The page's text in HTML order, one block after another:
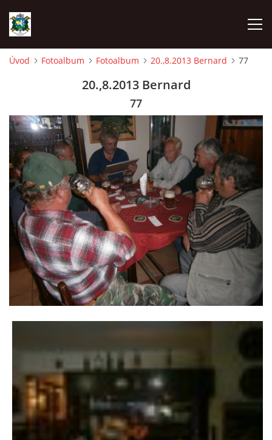
LÁVKA
FICHTLCUP
PŘIHLAŠOVACÍ FORMULÁŘ NA FICHTLCUP 2026
LISTINA PŘIHLÁŠENÝCH ZÁVODNÍKŮ FICHTLCUP 2026
VÝSLEDKY 19. ROČNÍKU LICOMĚLICKÉHO FICHTLCUPU
SEZNAM ČLENŮ SDH
Úvod Fotoalbum Fotoalbum 20.,8.2013 Bernard 77
20.,8.2013 Bernard
77